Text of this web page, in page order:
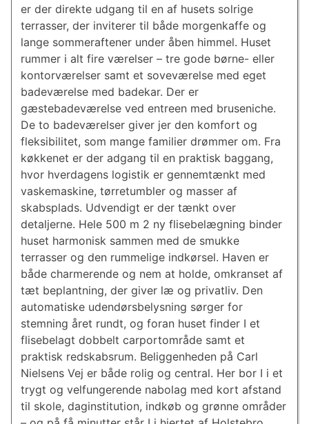
er der direkte udgang til en af husets solrige
terrasser, der inviterer til både morgenkaffe og
lange sommeraftener under åben himmel. Huset
rummer i alt fire værelser – tre gode børne- eller
kontorværelser samt et soveværelse med eget
badeværelse med badekar. Der er
gæstebadeværelse ved entreen med bruseniche.
De to badeværelser giver jer den komfort og
fleksibilitet, som mange familier drømmer om. Fra
køkkenet er der adgang til en praktisk baggang,
hvor hverdagens logistik er gennemtænkt med
vaskemaskine, tørretumbler og masser af
skabsplads. Udvendigt er der tænkt over
detaljerne. Hele 500 m 2 ny flisebelægning binder
huset harmonisk sammen med de smukke
terrasser og den rummelige indkørsel. Haven er
både charmerende og nem at holde, omkranset af
tæt beplantning, der giver læ og privatliv. Den
automatiske udendørsbelysning sørger for
stemning året rundt, og foran huset finder I et
flisebelagt dobbelt carportområde samt et
praktisk redskabsrum. Beliggenheden på Carl
Nielsens Vej er både rolig og central. Her bor I i et
trygt og velfungerende nabolag med kort afstand
til skole, daginstitution, indkøb og grønne områder